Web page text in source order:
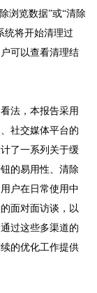
浏览数据”或“清除
统将开始清理过
可以查看清理结
法，本报告采用
社交媒体平台的
了一系列关于缓
的易用性、清除
户在日常使用中
面对面访谈，以
过这些多渠道的
的优化工作提供